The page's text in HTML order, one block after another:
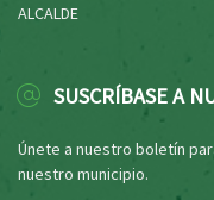
ALCALDE
SUSCRÍBASE A
Únete a nuestro boletín
nuestro municipio.